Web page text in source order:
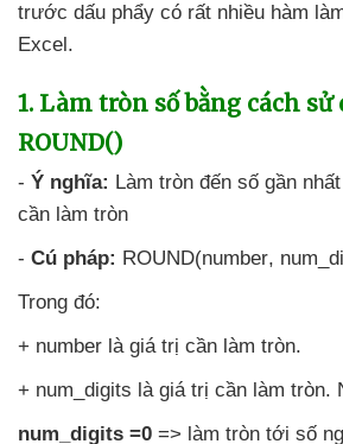
trước dấu phẩy có rất nhiều hàm
Excel.
1. Làm tròn số bằng cách
ROUND()
- Ý nghĩa: Làm tròn đến số gần
cần làm tròn
- Cú pháp: ROUND(number,
Trong đó:
+ number là giá trị cần làm tròn.
+ num_digits là giá trị cần làm tròn.
num_digits =0 => làm tròn tới số